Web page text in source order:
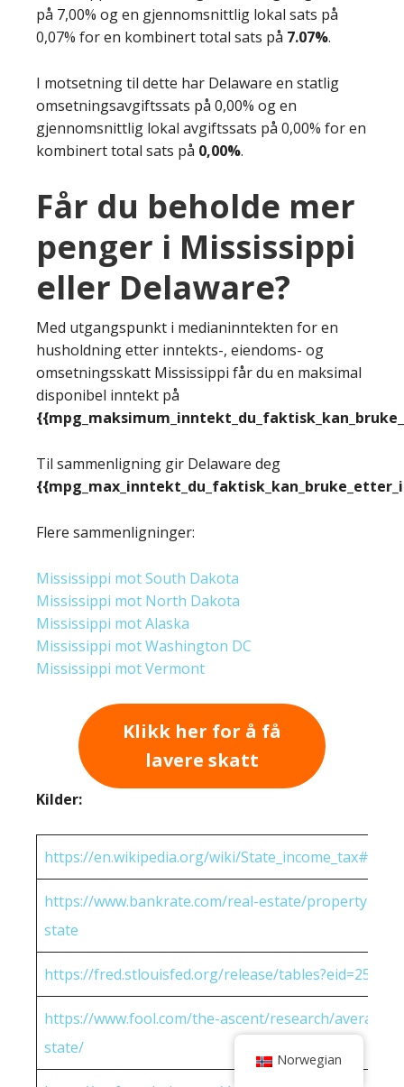
på 7,00% og en gjennomsnittlig lokal sats på
0,07% for en kombinert total sats på 7.07%.
I motsetning til dette har Delaware en statlig
omsetningsavgiftssats på 0,00% og en
gjennomsnittlig lokal avgiftssats på 0,00% for en
kombinert total sats på 0,00%.
Får du beholde mer
penger i Mississippi
eller Delaware?
Med utgangspunkt i medianinntekten for en
husholdning etter inntekts-, eiendoms- og
omsetningsskatt Mississippi får du en maksimal
disponibel inntekt på
Til sammenligning gir Delaware deg
Flere sammenligninger:
Mississippi mot South Dakota
Mississippi mot North Dakota
Mississippi mot Alaska
Mississippi mot Washington DC
Mississippi mot Vermont
Klikk her for å få
lavere skatt
Kilder:
https://en.wikipedia.org/wiki/
https://www.bankrate.com/real-estate/property-
state
https://fred.stlouisfed.org/release/
https://www.fool.com/the-ascent/research/average-
state/
Norwegian